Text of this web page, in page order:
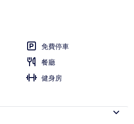
免費停車
餐廳
健身房